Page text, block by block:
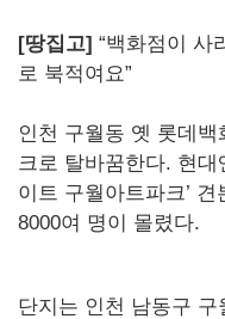
[땅집고] “백화점이 사
로 북적여요”
인천 구월동 옛 롯데
크로 탈바꿈한다. 현대
이트 구월아트파크’
8000여 명이 몰렸다.
단지는 인천 남동구